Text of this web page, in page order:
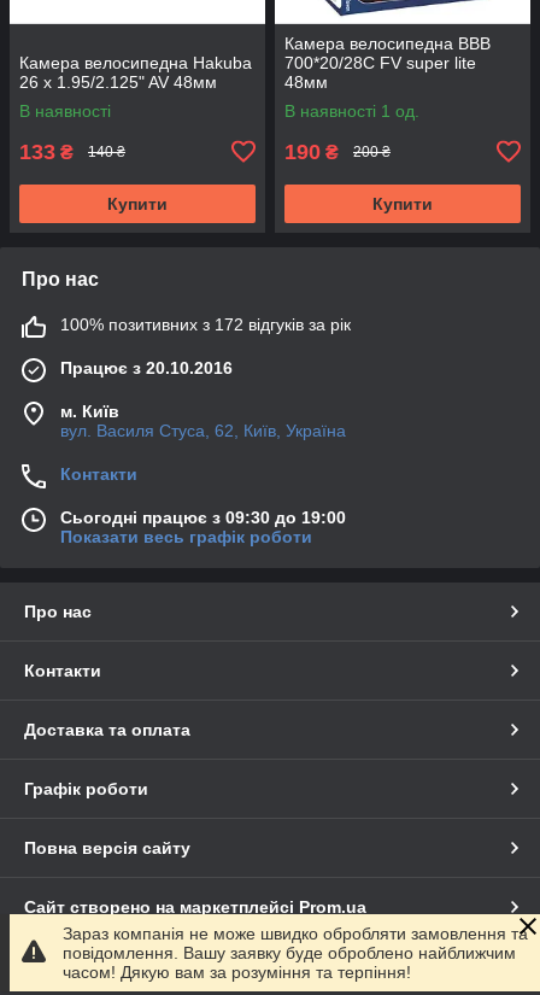
Камера велосипедна Hakuba
26 x 1.95/2.125" AV 48мм
В наявності
133 ₴ 140 ₴
Купити
Камера велосипедна BBB
700*20/28C FV super lite
48мм
В наявності 1 од.
190 ₴ 200 ₴
Купити
Про нас
100% позитивних з 172 відгуків за рік
Працює з 20.10.2016
м. Київ
вул. Василя Стуса, 62, Київ, Україна
Контакти
Сьогодні працює з 09:30 до 19:00
Показати весь графік роботи
Про нас
Контакти
Доставка та оплата
Графік роботи
Повна версія сайту
Сайт створено на маркетплейсі Prom.ua
Політика конфіденційності
Зараз компанія не може швидко обробляти замовлення та
повідомлення. Вашу заявку буде оброблено найближчим
часом! Дякую вам за розуміння та терпіння!